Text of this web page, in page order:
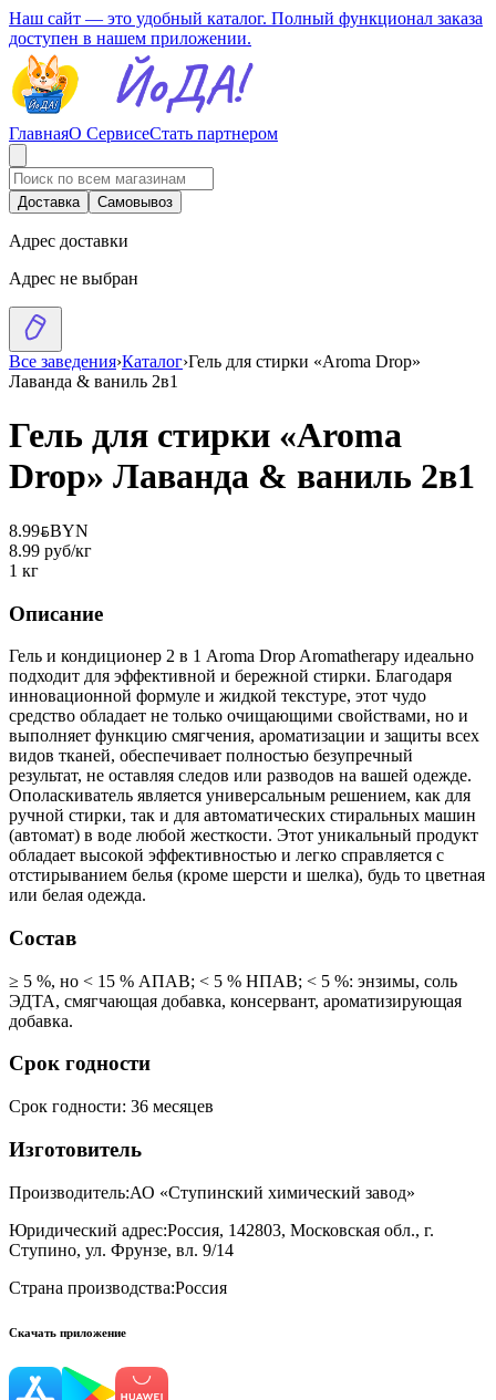
Наш сайт — это удобный каталог. Полный функционал заказа
доступен в нашем приложении.
ГлавнаяО СервисеСтать партнером
Доставка Самовывоз
Адрес доставки
Адрес не выбран
Все заведения›Каталог›Гель для стирки «Aroma Drop»
Лаванда & ваниль 2в1
Гель для стирки «Aroma
Drop» Лаванда & ваниль 2в1
8.99BYNBYN
8.99 руб/кг
1 кг
Описание
Гель и кондиционер 2 в 1 Aroma Drop Aromatherapy идеально
подходит для эффективной и бережной стирки. Благодаря
инновационной формуле и жидкой текстуре, этот чудо
средство обладает не только очищающими свойствами, но и
выполняет функцию смягчения, ароматизации и защиты всех
видов тканей, обеспечивает полностью безупречный
результат, не оставляя следов или разводов на вашей одежде.
Ополаскиватель является универсальным решением, как для
ручной стирки, так и для автоматических стиральных машин
(автомат) в воде любой жесткости. Этот уникальный продукт
обладает высокой эффективностью и легко справляется с
отстирыванием белья (кроме шерсти и шелка), будь то цветная
или белая одежда.
Состав
≥ 5 %, но < 15 % АПАВ; < 5 % НПАВ; < 5 %: энзимы, соль
ЭДТА, смягчающая добавка, консервант, ароматизирующая
добавка.
Срок годности
Срок годности: 36 месяцев
Изготовитель
Производитель:АО «Ступинский химический завод»
Юридический адрес:Россия, 142803, Московская обл., г.
Ступино, ул. Фрунзе, вл. 9/14
Страна производства:Россия
Скачать приложение